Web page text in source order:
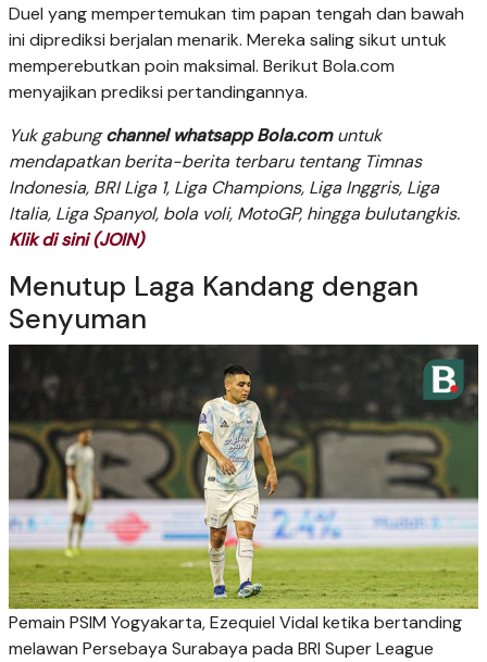
Duel yang mempertemukan tim papan tengah dan bawah
ini diprediksi berjalan menarik. Mereka saling sikut untuk
memperebutkan poin maksimal. Berikut Bola.com
menyajikan prediksi pertandingannya.
Yuk gabungchannel whatsapp Bola.comuntuk
mendapatkan berita-berita terbaru tentang Timnas
Indonesia, BRI Liga 1, Liga Champions, Liga Inggris, Liga
Italia, Liga Spanyol, bola voli, MotoGP, hingga bulutangkis.
Klik di sini (JOIN)
Menutup Laga Kandang dengan
Senyuman
Pemain PSIM Yogyakarta, Ezequiel Vidal ketika bertanding
melawan Persebaya Surabaya pada BRI Super League